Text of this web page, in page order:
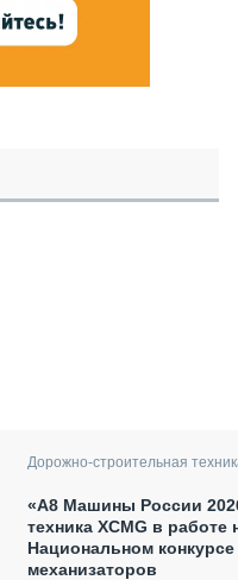
Дорожно-строительная
«А8 Машины России
техника XCMG в работе
Национальном конкурсе
механизаторов